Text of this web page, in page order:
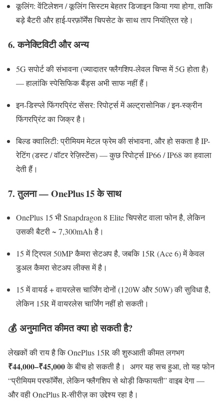
कूलिंग: वेंटिलेशन / कूलिंग सिस्टम बेहतर डिजाइन किया गया होगा, ताकि
बड़े बैटरी और हाई-परफ़ॉर्मेंस चिपसेट के साथ ताप नियंत्रित रहे।
6. कनेक्टिविटी और अन्य
5G सपोर्ट की संभावना (ज्यादातर फ्लैगशिप-लेवल चिप्स में 5G होता है)
— हालांकि स्पेसिफिक बैंड्स अभी साफ नहीं हैं।
इन-डिस्प्ले फिंगरप्रिंट सेंसर: रिपोर्ट्स में अल्ट्रासोनिक / इन-स्क्रीन
फिंगरप्रिंट का जिक्र है।
बिल्ड क्वालिटी: प्रीमियम मेटल फ्रेम की संभावना, और हो सकता है IP-
रेटिंग (डस्ट / वॉटर रेज़िस्टेंस) — कुछ रिपोर्ट्स IP66 / IP68 का हवाला
देती हैं।
7. तुलना —OnePlus 15के साथ
OnePlus 15 भी Snapdragon 8 Elite चिपसेट वाला फोन है, लेकिन
उसकी बैटरी ~ 7,300mAh है।
15 में ट्रिपल 50MP कैमरा सेटअप है, जबकि 15R (Ace 6) में केवल
डुअल कैमरा सेटअप लीक्स में है।
15 में वायर्ड + वायरलेस चार्जिंग दोनों (120W और 50W) की सुविधा है,
लेकिन 15R में वायरलेस चार्जिंग नहीं हो सकती।
💰 अनुमानित कीमत क्या हो सकती है?
लेखकों की राय है कि OnePlus 15R की शुरुआती कीमत लगभग
₹44,000–₹45,000के बीच हो सकती है। अगर यह सच हुआ, तो यह फोन
“प्रीमियम परफॉर्मेंस, लेकिन फ्लैगशिप से थोड़ी किफायती” वाइब देगा —
और वही OnePlus R-सीरीज़ का उद्देश्य रहा है।